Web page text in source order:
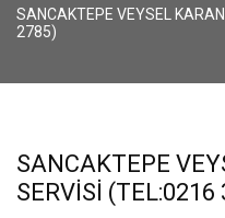
SANCAKTEPE VEYSEL
2785)
SANCAKTEPE
SERVISI (TEL:0216